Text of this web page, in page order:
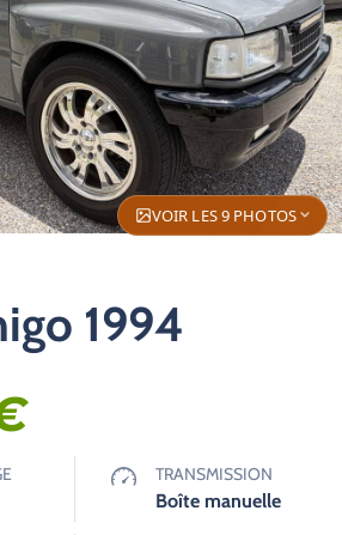
VOIR LES 9 PHOTOS
1994
TRANSMISSION
Boîte manuelle